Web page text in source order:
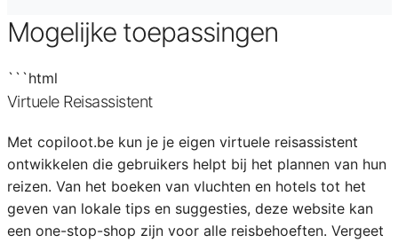
Mogelijke toepassingen
```html
Virtuele Reisassistent
Met copiloot.be kun je je eigen virtuele reisassistent
ontwikkelen die gebruikers helpt bij het plannen van hun
reizen. Van het boeken van vluchten en hotels tot het
geven van lokale tips en suggesties, deze website kan
een one-stop-shop zijn voor alle reisbehoeften. Vergeet